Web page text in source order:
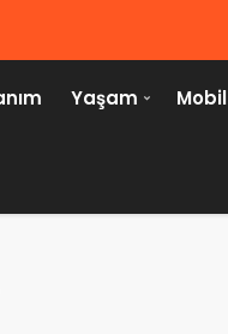
Yaşam Mobil